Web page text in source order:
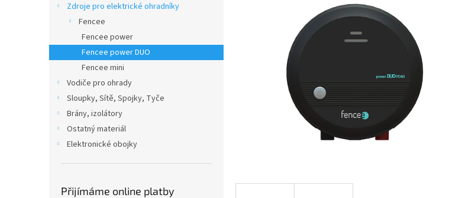
a
Zdroje pro elektrické ohradníky
Fencee
Fencee power
Fencee power DUO
Fencee mini
Vodiče pro ohrady
Sloupky, Sítě, Spojky, Tyče
Brány, izolátory
Ostatný materiál
Elektronické obojky
Přijímáme online platby